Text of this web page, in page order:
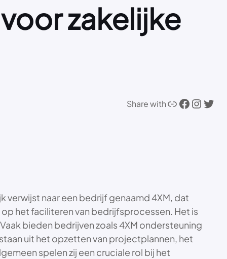
zakelijke
Share withLink Facebook Instagram Twitter
verwijst naar een bedrijf genaamd 4XM, dat
het faciliteren van bedrijfsprocessen. Het is
bieden bedrijven zoals 4XM ondersteuning
uit het opzetten van projectplannen, het
spelen zij een cruciale rol bij het